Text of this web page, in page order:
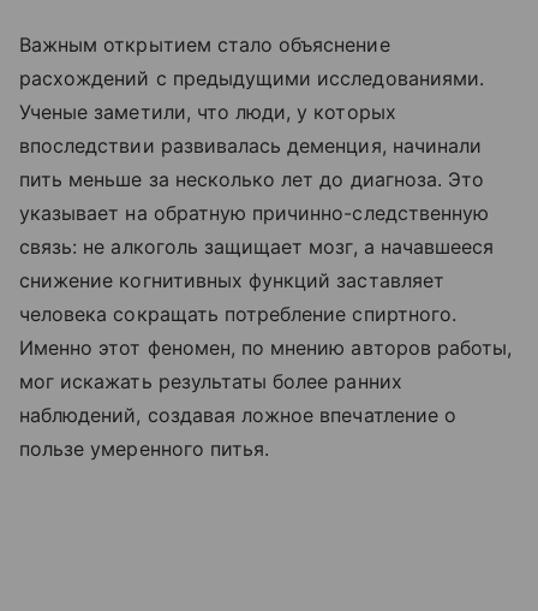
Важным открытием стало объяснение
расхождений с предыдущими исследованиями.
Ученые заметили, что люди, у которых
впоследствии развивалась деменция, начинали
пить меньше за несколько лет до диагноза. Это
указывает на обратную причинно-следственную
связь: не алкоголь защищает мозг, а начавшееся
снижение когнитивных функций заставляет
человека сокращать потребление спиртного.
Именно этот феномен, по мнению авторов работы,
мог искажать результаты более ранних
наблюдений, создавая ложное впечатление о
пользе умеренного питья.